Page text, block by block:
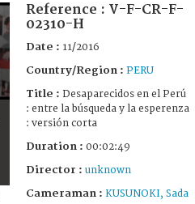
Reference : V-F-CR-F-
02310-H
Date : 11/2016
Country/Region : PERU
Title : Desaparecidos en el Perú
: entre la búsqueda y la esperenza
: versión corta
Duration : 00:02:49
Director : unknown
Cameraman : KUSUNOKI, Sada